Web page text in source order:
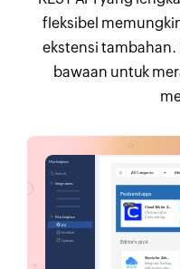
fleksibel
ekstensi
bawaan untuk